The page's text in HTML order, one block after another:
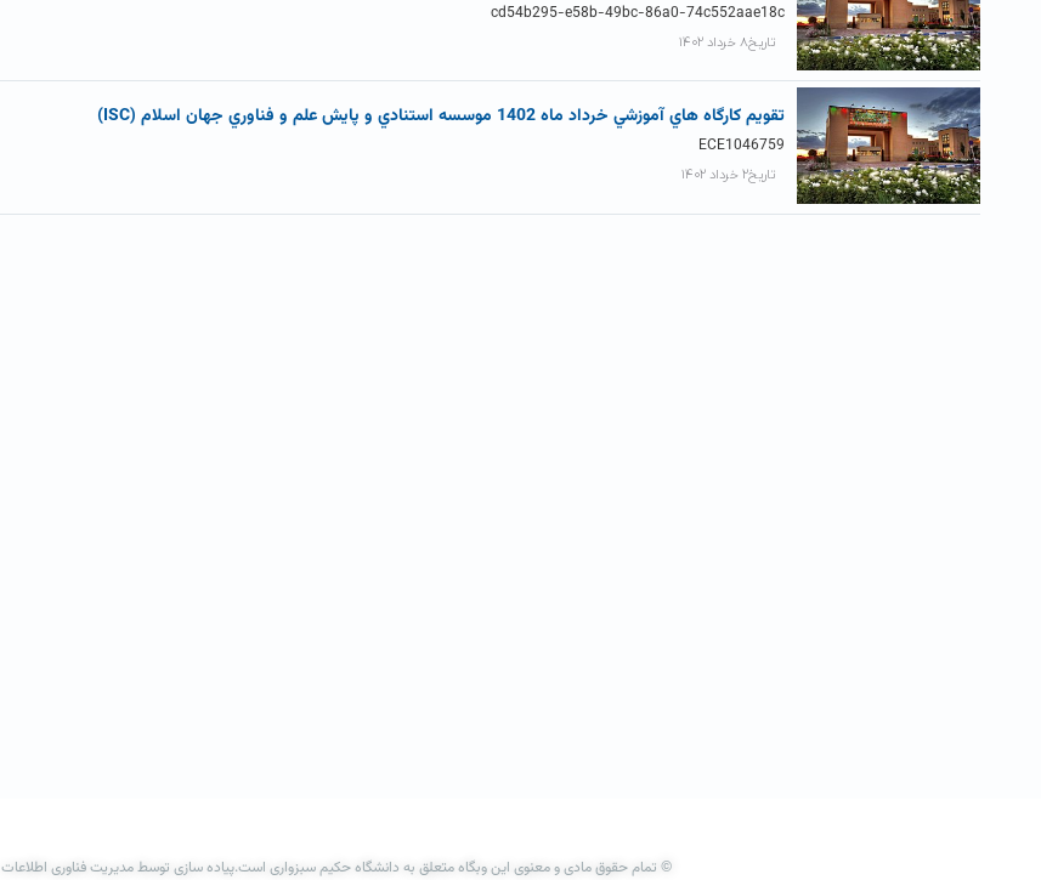
cd54b295-e58b-49bc-86a0-74c552aae18c
تاریخ۸ خرداد ۱۴۰۲
تقويم کارگاه هاي آموزشي خرداد ماه 1402 موسسه استنادي و پايش علم و فناوري جهان اسلام (ISC)
ECE1046759
تاریخ۲ خرداد ۱۴۰۲
© تمام حقوق مادی و معنوی این وبگاه متعلق به دانشگاه حکیم سبزواری است.پیاده سازی توسط مدیریت فناوری اطلاعات